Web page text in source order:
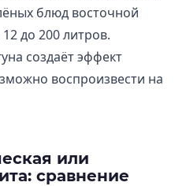
блюд восточной
до 200 литров.
создаёт эффект
воспроизвести на
или
сравнение